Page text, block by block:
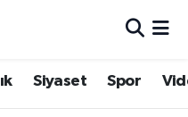
Siyaset Spor